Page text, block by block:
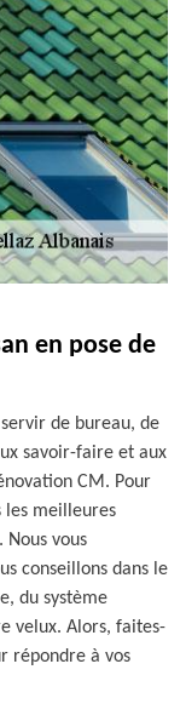
en pose de
de bureau, de
savoir-faire et aux
CM. Pour
les meilleures
Nous vous
conseillons dans le
du système
velux. Alors, faites-
répondre à vos